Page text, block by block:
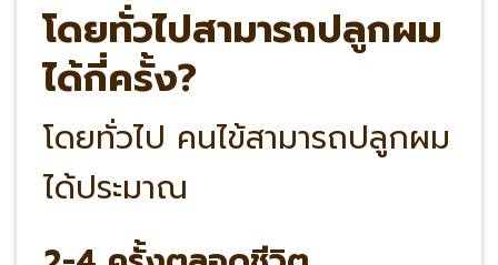
โดยทั่วไปสามารถปลูกผม
ได้กี่ครั้ง?
โดยทั่วไป คนไข้สามารถปลูกผม
ได้ประมาณ